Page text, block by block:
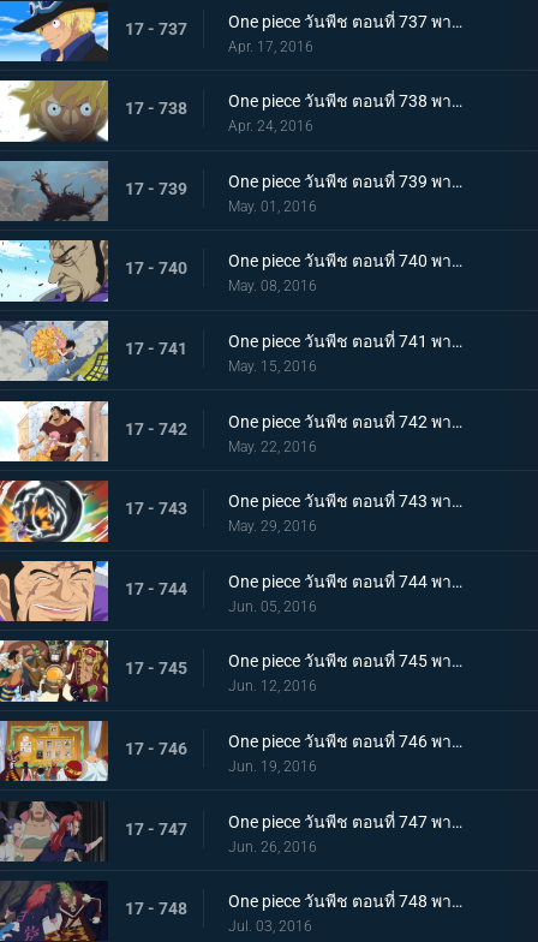
17 - 737 One piece วันพีช ตอนที่ 737 พากย์ไทย กำเนิดตำนาน! การผจญภัยของซาโบะ นักรบแห่งคณะปฏิวัติ!
Apr. 17, 2016
17 - 738 One piece วันพีช ตอนที่ 738 พากย์ไทย สายสัมพันธ์พี่น้อง! การพบกันอีกครั้งของลูฟี่กับซาโบะ!
Apr. 24, 2016
17 - 739 One piece วันพีช ตอนที่ 739 พากย์ไทย สิ่งมีชีวิตที่สุดแกร่ง! สี่จักรพรรดิ ไคโดร้อยอสูร!
May. 01, 2016
17 - 740 One piece วันพีช ตอนที่ 740 พากย์ไทย ฟูจิโทระขยับ! พันธมิตรหมวกฟางถูกปิดล้อมอย่างสมบูรณ์!
May. 08, 2016
17 - 741 One piece วันพีช ตอนที่ 741 พากย์ไทย สถานการณ์ฉุกเฉิน! รีเบคก้าถูกลักพาตัว!!
May. 15, 2016
17 - 742 One piece วันพีช ตอนที่ 742 พากย์ไทย สายสัมพันธ์พ่อลูก! เคียรอสและรีเบคก้า!
May. 22, 2016
17 - 743 One piece วันพีช ตอนที่ 743 พากย์ไทย สปิริตลูกผู้ชาย! ลูฟี่ vs ฟูจิโทระ ปะทะกันซึ่งหน้า!
May. 29, 2016
17 - 744 One piece วันพีช ตอนที่ 744 พากย์ไทย ไร้ทางหลบหนี การไล่ล่าที่ไร้ปรานีของพลเรือเอกฟูจิโทระ!
Jun. 05, 2016
17 - 745 One piece วันพีช ตอนที่ 745 พากย์ไทย จอกของลูกน้อง! ก่อตั้งกองเรือโจรสลัดหมวกฟาง!
Jun. 12, 2016
17 - 746 One piece วันพีช ตอนที่ 746 พากย์ไทย สงครามชิงอำนาจ! เหล่าสัตว์ประหลาดแห่งนิวเวิลด์ที่บ้าคลั่ง!
Jun. 19, 2016
17 - 747 One piece วันพีช ตอนที่ 747 พากย์ไทย ปราการสีเงิน! การผจญภัยครั้งใหญ่ของลูฟี่และบาร์ตโท!
Jun. 26, 2016
17 - 748 One piece วันพีช ตอนที่ 748 พากย์ไทย เขาวงกตใต้ดิน! ลูฟี่ปะทะมนุษย์รถราง!
Jul. 03, 2016